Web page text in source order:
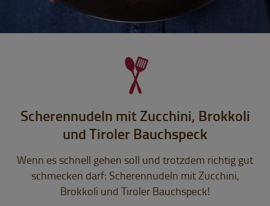
Scherennudeln mit Zucchini, Brokkoli
und Tiroler Bauchspeck
Wenn es schnell gehen soll und trotzdem richtig gut
schmecken darf: Scherennudeln mit Zucchini,
Brokkoli und Tiroler Bauchspeck!